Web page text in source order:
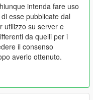
intenda fare uso
esse pubblicate dal
utilizzo su server e
da quelli per i
il consenso
averlo ottenuto.